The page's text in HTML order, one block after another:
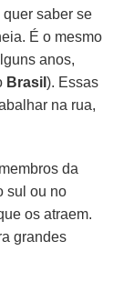
quer saber se
É o mesmo
anos,
Brasil). Essas
na rua,
da
sul ou no
os atraem.
grandes